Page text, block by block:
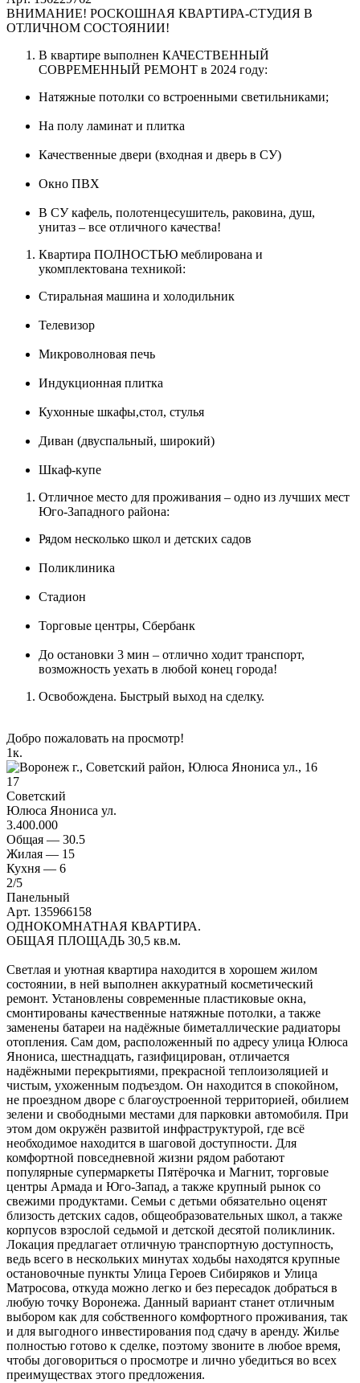
ВНИМАНИЕ! РОСКОШНАЯ КВАРТИРА-СТУДИЯ В
ОТЛИЧНОМ СОСТОЯНИИ!
В квартире выполнен КАЧЕСТВЕННЫЙ
СОВРЕМЕННЫЙ РЕМОНТ в 2024 году:
Натяжные потолки со встроенными светильниками;
На полу ламинат и плитка
Качественные двери (входная и дверь в СУ)
Окно ПВХ
В СУ кафель, полотенцесушитель, раковина, душ,
унитаз – все отличного качества!
Квартира ПОЛНОСТЬЮ меблирована и
укомплектована техникой:
Стиральная машина и холодильник
Телевизор
Микроволновая печь
Индукционная плитка
Кухонные шкафы,стол, стулья
Диван (двуспальный, широкий)
Шкаф-купе
Отличное место для проживания – одно из лучших мест
Юго-Западного района:
Рядом несколько школ и детских садов
Поликлиника
Стадион
Торговые центры, Сбербанк
До остановки 3 мин – отлично ходит транспорт,
возможность уехать в любой конец города!
Освобождена. Быстрый выход на сделку.
Добро пожаловать на просмотр!
1к.
17
Советский
Юлюса Янониса ул.
3.400.000
Общая — 30.5
Жилая — 15
Кухня — 6
2/5
Панельный
Арт. 135966158
ОДНОКОМНАТНАЯ КВАРТИРА.
ОБЩАЯ ПЛОЩАДЬ 30,5 кв.м.
Светлая и уютная квартира находится в хорошем жилом
состоянии, в ней выполнен аккуратный косметический
ремонт. Установлены современные пластиковые окна,
смонтированы качественные натяжные потолки, а также
заменены батареи на надёжные биметаллические радиаторы
отопления. Сам дом, расположенный по адресу улица Юлюса
Янониса, шестнадцать, газифицирован, отличается
надёжными перекрытиями, прекрасной теплоизоляцией и
чистым, ухоженным подъездом. Он находится в спокойном,
не проездном дворе с благоустроенной территорией, обилием
зелени и свободными местами для парковки автомобиля. При
этом дом окружён развитой инфраструктурой, где всё
необходимое находится в шаговой доступности. Для
комфортной повседневной жизни рядом работают
популярные супермаркеты Пятёрочка и Магнит, торговые
центры Армада и Юго-Запад, а также крупный рынок со
свежими продуктами. Семьи с детьми обязательно оценят
близость детских садов, общеобразовательных школ, а также
корпусов взрослой седьмой и детской десятой поликлиник.
Локация предлагает отличную транспортную доступность,
ведь всего в нескольких минутах ходьбы находятся крупные
остановочные пункты Улица Героев Сибиряков и Улица
Матросова, откуда можно легко и без пересадок добраться в
любую точку Воронежа. Данный вариант станет отличным
выбором как для собственного комфортного проживания, так
и для выгодного инвестирования под сдачу в аренду. Жилье
полностью готово к сделке, поэтому звоните в любое время,
чтобы договориться о просмотре и лично убедиться во всех
преимуществах этого предложения.